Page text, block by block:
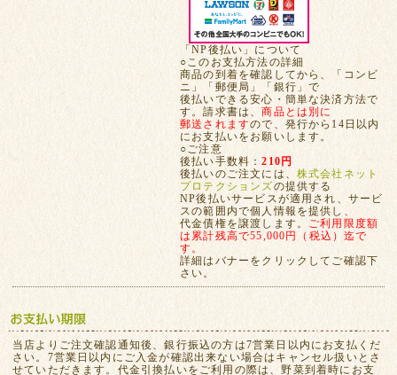
「NP後払い」について
○このお支払方法の詳細
商品の到着を確認してから、「コンビ
ニ」「郵便局」「銀行」で
後払いできる安心・簡単な決済方法で
す。請求書は、商品とは別に
郵送されますので、発行から14日以内
にお支払いをお願いします。
○ご注意
後払い手数料：210円
後払いのご注文には、 株式会社ネット
プロテクションズの提供する
NP後払いサービスが適用され、サービ
スの範囲内で個人情報を提供し、
代金債権を譲渡します。 ご利用限度額
は累計残高で55,000円（税込）迄で
す。
詳細はバナーをクリックしてご確認下
さい。
当店よりご注文確認通知後、銀行振込の方は7営業日以内にお支払くだ
さい。7営業日以内にご入金が確認出来ない場合はキャンセル扱いとさ
せていただきます。代金引換払いをご利用の際は、野菜到着時にお支